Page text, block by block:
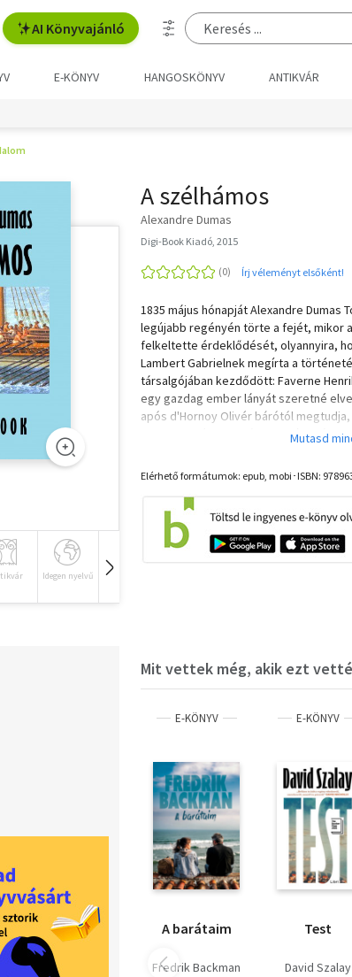
AI Könyvajánló
E-KÖNYV HANGOSKÖNYV ANTIKVÁR
Idegen nyelvű Hangoskönyv
A szélhámos
Alexandre Dumas
Digi-Book Kiadó, 2015
Írj véleményt elsőként!
1835 május hónapját Alexandre Dumas
legújabb regényén törte a fejét, mikor
felkeltette érdeklődését, olyannyira,
Lambert Gabrielnek megírta a
társalgójában kezdődött: Faverne
egy gazdag ember lányát szeretné
após d'Hornoy Olivér bárótól
Mivel ez a tény akadályt gördít a
párbajokon át a szerelemig minden
lapokig tartogat meglepetést az
A letöltéssel kapcsolatos kérdésekre
Elérhető formátumok: epub, mobi･ISBN:
Mit vettek még, akik ezt
E-KÖNYV
A barátaim
Fredrik Backman
E-KÖNYV
Test
David Szalay